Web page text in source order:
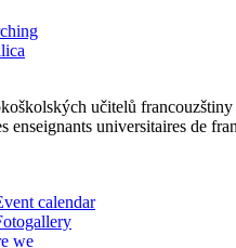
učitelů
enseignants universitaires de
calendar
we